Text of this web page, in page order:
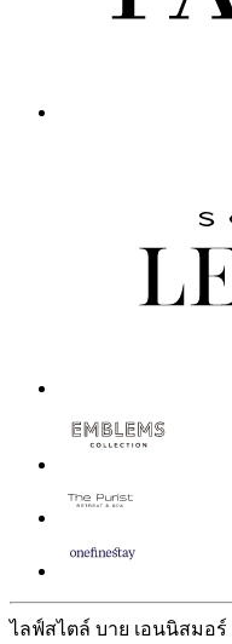
ไลฟ์สไตล์ บาย เอนนิสมอร์